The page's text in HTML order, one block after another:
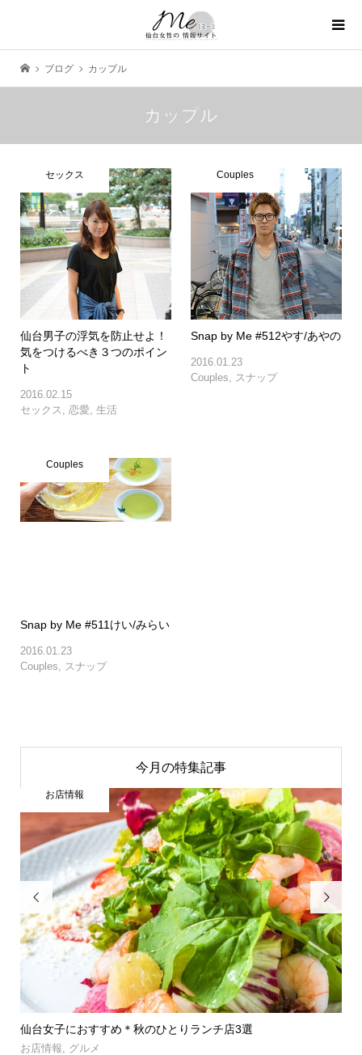
ブログ カップル
カップル
セックス
仙台男子の浮気を防止せよ！
気をつけるべき３つのポイン
ト
2016.02.15
セックス
恋愛 生活
Couples
Snap by Me #512やす/あやの
2016.01.23
Couples
スナップ
Couples
Snap by Me #511けい/みらい
2016.01.23
Couples, スナップ
今月の特集記事

仙台女子におすすめ＊秋のひとりランチ店3選
お店情報 グルメ
お店情報
